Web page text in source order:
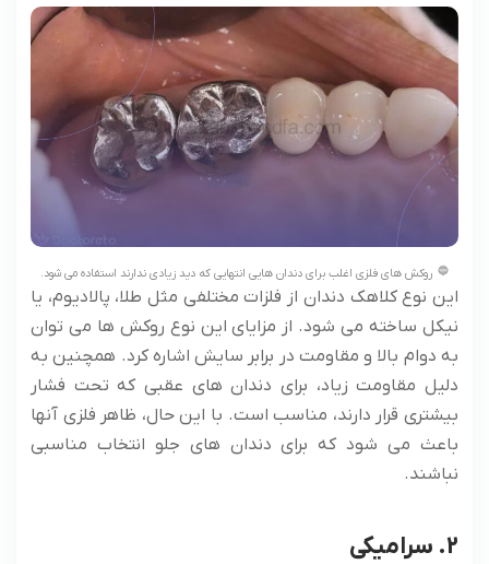
روکش های فلزی اغلب برای دندان هایی انتهایی که دید زیادی ندارند استفاده می شود.
این نوع کلاهک دندان از فلزات مختلفی مثل طلا، پالادیوم، یا
نیکل ساخته می شود. از مزایای این نوع روکش ها می توان
به دوام بالا و مقاومت در برابر سایش اشاره کرد. همچنین به
دلیل مقاومت زیاد، برای دندان های عقبی که تحت فشار
بیشتری قرار دارند، مناسب است. با این حال، ظاهر فلزی آنها
باعث می شود که برای دندان های جلو انتخاب مناسبی
نباشند.
2. سرامیکی